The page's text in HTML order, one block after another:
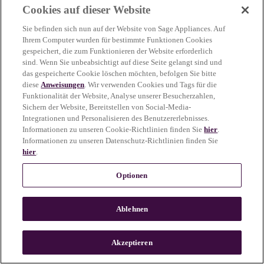
more information)
n
Cookies auf dieser Website
Sie befinden sich nun auf der Website von Sage Appliances. Auf
Ihrem Computer wurden für bestimmte Funktionen Cookies
gespeichert, die zum Funktionieren der Website erforderlich
sind. Wenn Sie unbeabsichtigt auf diese Seite gelangt sind und
das gespeicherte Cookie löschen möchten, befolgen Sie bitte
dieseAnweisungen. Wir verwenden Cookies und Tags für die
Funktionalität der Website, Analyse unserer Besucherzahlen,
Sichern der Website, Bereitstellen von Social-Media-
Integrationen und Personalisieren des Benutzererlebnisses.
Informationen zu unseren Cookie-Richtlinien finden Siehier.
Informationen zu unseren Datenschutz-Richtlinien finden Sie
hier.
Optionen
Ablehnen
Akzeptieren